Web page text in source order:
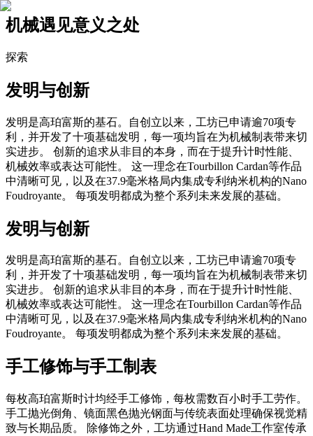
机械遇见意义之处
探索
发明与创新
发明是高珀富斯的基石。自创立以来，工坊已申请逾70项专
利，并开发了十项基础发明，每一项均旨在为机械制表带来切
实进步。 创新的追求从非目的本身，而在于提升计时性能、
机械效率或表达可能性。 这一理念在Tourbillon Cardan等作品
中清晰可见，以及在37.9毫米格局内集成专利纳米机构的Nano
Foudroyante。 每项发明都成为整个系列未来发展的基础。
发明与创新
发明是高珀富斯的基石。自创立以来，工坊已申请逾70项专
利，并开发了十项基础发明，每一项均旨在为机械制表带来切
实进步。 创新的追求从非目的本身，而在于提升计时性能、
机械效率或表达可能性。 这一理念在Tourbillon Cardan等作品
中清晰可见，以及在37.9毫米格局内集成专利纳米机构的Nano
Foudroyante。 每项发明都成为整个系列未来发展的基础。
手工修饰与手工制表
每枚高珀富斯时计均经手工修饰，每枚需数百小时手工劳作。
手工抛光倒角、镜面黑色抛光钢面与传统表面处理确保视觉精
致与长期品质。 除修饰之外，工坊通过Hand Made工作室传承